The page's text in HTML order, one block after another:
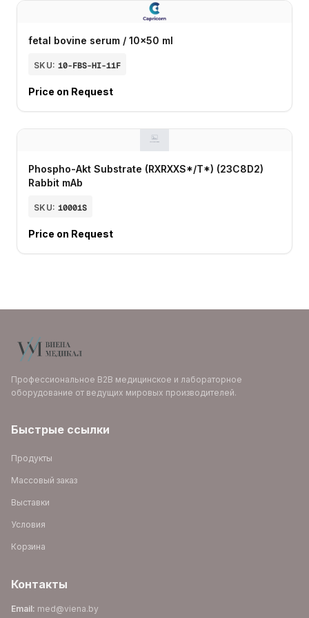
fetal bovine serum / 10x50 ml
SKU: 10-FBS-HI-11F
Price on Request
Phospho-Akt Substrate (RXRXXS*/T*) (23C8D2)
Rabbit mAb
SKU: 10001S
Price on Request
Профессиональное B2B медицинское и лабораторное
оборудование от ведущих мировых производителей.
Быстрые ссылки
Продукты
Массовый заказ
Выставки
Условия
Корзина
Контакты
Email: med@viena.by